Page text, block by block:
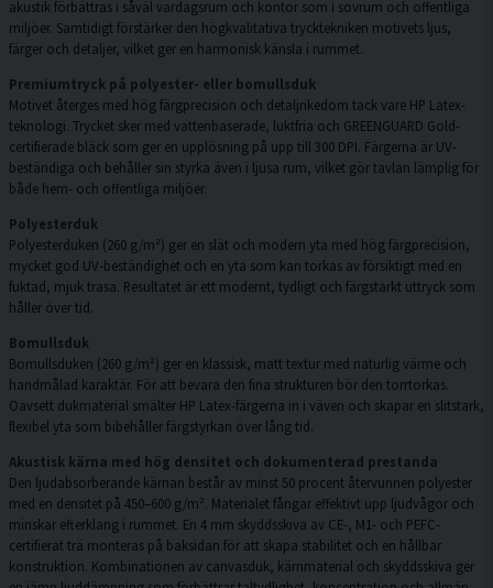
akustik förbättras i såväl vardagsrum och kontor som i sovrum och offentliga
miljöer. Samtidigt förstärker den högkvalitativa trycktekniken motivets ljus,
färger och detaljer, vilket ger en harmonisk känsla i rummet.
Premiumtryck på polyester- eller bomullsduk
Motivet återges med hög färgprecision och detaljrikedom tack vare HP Latex-
teknologi. Trycket sker med vattenbaserade, luktfria och GREENGUARD Gold-
certifierade bläck som ger en upplösning på upp till 300 DPI. Färgerna är UV-
beständiga och behåller sin styrka även i ljusa rum, vilket gör tavlan lämplig för
både hem- och offentliga miljöer.
Polyesterduk
Polyesterduken (260 g/m²) ger en slät och modern yta med hög färgprecision,
mycket god UV-beständighet och en yta som kan torkas av försiktigt med en
fuktad, mjuk trasa. Resultatet är ett modernt, tydligt och färgstarkt uttryck som
håller över tid.
Bomullsduk
Bomullsduken (260 g/m²) ger en klassisk, matt textur med naturlig värme och
handmålad karaktär. För att bevara den fina strukturen bör den torrtorkas.
Oavsett dukmaterial smälter HP Latex-färgerna in i väven och skapar en slitstark,
flexibel yta som bibehåller färgstyrkan över lång tid.
Akustisk kärna med hög densitet och dokumenterad prestanda
Den ljudabsorberande kärnan består av minst 50 procent återvunnen polyester
med en densitet på 450–600 g/m². Materialet fångar effektivt upp ljudvågor och
minskar efterklang i rummet. En 4 mm skyddsskiva av CE-, M1- och PEFC-
certifierat trä monteras på baksidan för att skapa stabilitet och en hållbar
konstruktion. Kombinationen av canvasduk, kärnmaterial och skyddsskiva ger